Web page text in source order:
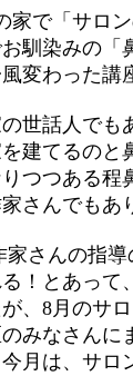
で「サロ
馴染みの「
変わった講
世話人でも
建てるのと
つつある程
さんでもあ
さんの指導
！とあって
、8月のサ
みなさんに
月は、サロ